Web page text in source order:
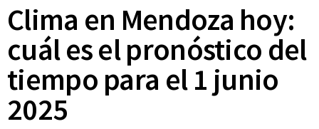
Clima en Mendoza hoy:
cuál es el pronóstico del
tiempo para el 1 junio
2025